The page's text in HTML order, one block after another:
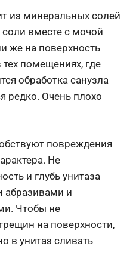
из минеральных солей
вместе с мочой
же на поверхность
тех помещениях, где
обработка санузла
редко. Очень плохо
повреждения
Не
и глубь унитаза
абразивами и
Чтобы не
на поверхности,
в унитаз сливать